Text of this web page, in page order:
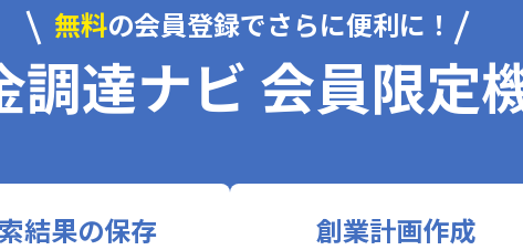
無料の会員登録でさらに便利に！
調達ナビ 会員限定
結果の保存 創業計画作成